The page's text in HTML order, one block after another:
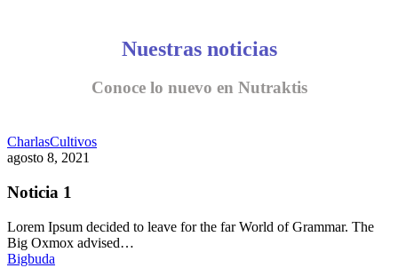
Nuestras noticias
Conoce lo nuevo en Nutraktis
CharlasCultivos
agosto 8, 2021
Noticia 1
Lorem Ipsum decided to leave for the far World of Grammar. The
Big Oxmox advised…
Bigbuda